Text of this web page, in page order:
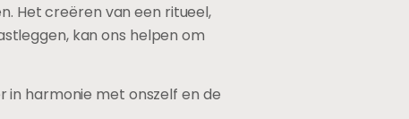
Het creëren van een ritueel,
kan ons helpen om
in harmonie met onszelf en de